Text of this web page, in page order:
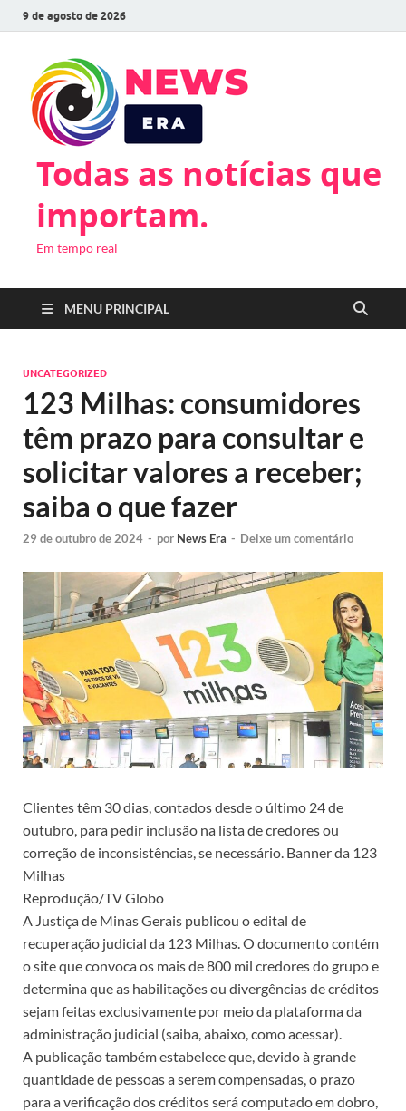
9 de agosto de 2026
Todas as notícias que
importam.
Em tempo real
MENU PRINCIPAL
UNCATEGORIZED
123 Milhas: consumidores
têm prazo para consultar e
solicitar valores a receber;
saiba o que fazer
29 de outubro de 2024 - por News Era - Deixe um comentário
Clientes têm 30 dias, contados desde o último 24 de
outubro, para pedir inclusão na lista de credores ou
correção de inconsistências, se necessário. Banner da 123
Milhas
Reprodução/TV Globo
A Justiça de Minas Gerais publicou o edital de
recuperação judicial da 123 Milhas. O documento contém
o site que convoca os mais de 800 mil credores do grupo e
determina que as habilitações ou divergências de créditos
sejam feitas exclusivamente por meio da plataforma da
administração judicial (saiba, abaixo, como acessar).
A publicação também estabelece que, devido à grande
quantidade de pessoas a serem compensadas, o prazo
para a verificação dos créditos será computado em dobro,